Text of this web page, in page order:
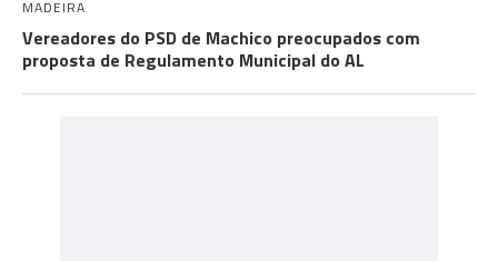
MADEIRA
Vereadores do PSD de Machico preocupados com
proposta de Regulamento Municipal do AL